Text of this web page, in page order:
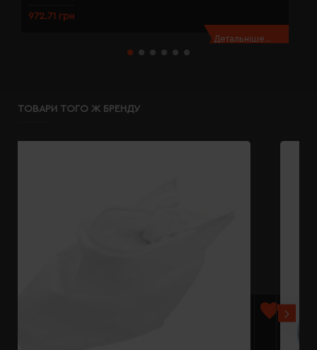
972.71 грн
Детальніше...
ТОВАРИ ТОГО Ж БРЕНДУ